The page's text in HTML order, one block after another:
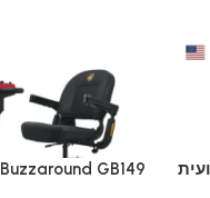
Buzzaround GB149 קלנועית